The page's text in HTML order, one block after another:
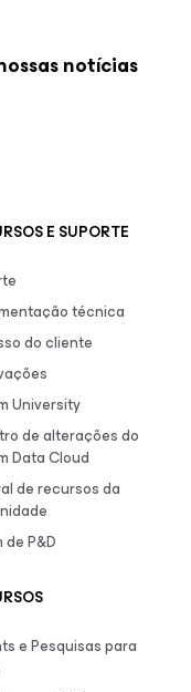
notícias
E SUPORTE
técnica
do cliente
University
de alterações do
Data Cloud
de recursos da
de P&D
e Pesquisas para